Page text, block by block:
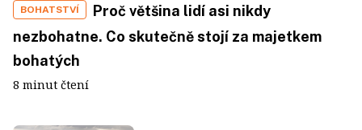
BOHATSTVÍ
Proč většina lidí asi nikdy
nezbohatne. Co skutečně stojí za majetkem
bohatých
8 minut čtení